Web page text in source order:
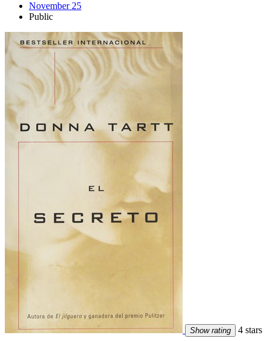
November 25
Public
Show rating 4 stars